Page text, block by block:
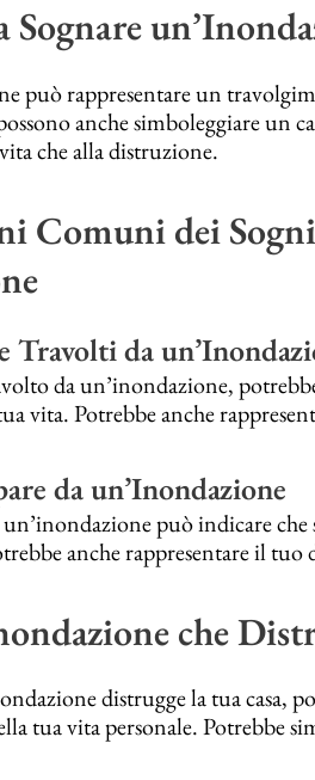
Sognare
può rappresentare un
anche simboleggiare un
vita che alla distruzione.
Comuni dei
Travolti da
da un’inondazione,
vita. Potrebbe anche
da un’Inondazione
un’inondazione può indicare
anche rappresentare il
che
distrugge la tua casa,
tua vita personale. Potrebbe